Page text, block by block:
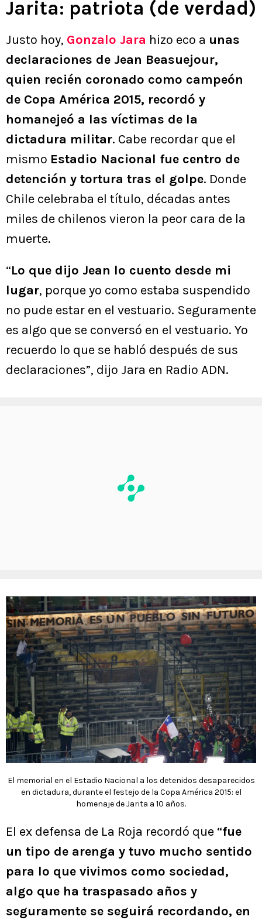
Jarita: patriota (de verdad)
Justo hoy, Gonzalo Jara hizo eco a unas
declaraciones de Jean Beasuejour,
quien recién coronado como campeón
de Copa América 2015, recordó y
homanejeó a las víctimas de la
dictadura militar. Cabe recordar que el
mismo Estadio Nacional fue centro de
detención y tortura tras el golpe. Donde
Chile celebraba el título, décadas antes
miles de chilenos vieron la peor cara de la
muerte.
“Lo que dijo Jean lo cuento desde mi
lugar, porque yo como estaba suspendido
no pude estar en el vestuario. Seguramente
es algo que se conversó en el vestuario. Yo
recuerdo lo que se habló después de sus
declaraciones”, dijo Jara en Radio ADN.
El memorial en el Estadio Nacional a los detenidos desaparecidos
en dictadura, durante el festejo de la Copa América 2015: el
homenaje de Jarita a 10 años.
El ex defensa de La Roja recordó que “fue
un tipo de arenga y tuvo mucho sentido
para lo que vivimos como sociedad,
algo que ha traspasado años y
seguramente se seguirá recordando, en